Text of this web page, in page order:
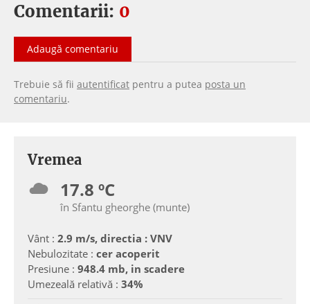
Comentarii: 0
Adaugă comentariu
Trebuie să fii autentificat pentru a putea posta un
comentariu.
Vremea
17.8 ºC
în Sfantu gheorghe (munte)
Vânt : 2.9 m/s, directia : VNV
Nebulozitate : cer acoperit
Presiune : 948.4 mb, in scadere
Umezeală relativă : 34%